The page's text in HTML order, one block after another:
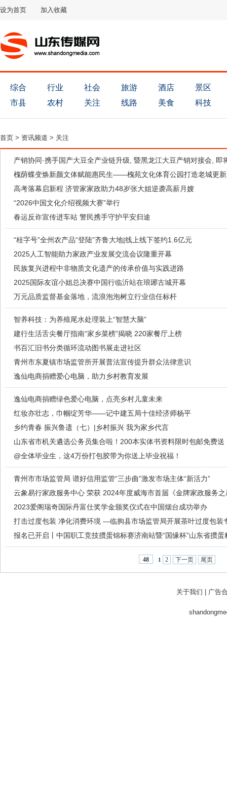
设为首页 加入收藏
综合 行业 社会 旅游 酒店
景区
市县
农村 关注 线路 美食 科技
首页 > 资讯频道 > 关注
产销协同·携手国产大豆全产业链升级, 暨黑龙江大豆产销对接会, 即
槐荫蝶变焕新颜文体赋能惠民生——槐苑文化体育公园打造老城更
高考落幕启新程 济管家家政助力48岁张大姐逆袭高薪月嫂
“2026中国文化介绍视频大赛”举行
春运反诈宣传进车站 警民携手守护平安归途
“桂字号”全州农产品“登陆”齐鲁大地|线上线下签约1.6亿元
2025人工智能助力家政产业发展交流会议隆重开幕
民族复兴进程中非物质文化遗产的传承价值与实践进路
2025国际友谊小姐总决赛中国行临沂站在琅琊古城开幕
万元品质监督基金落地，流浪泡泡树立行业信任标杆
智养科技：为养殖尾水处理装上“智慧大脑”
建行生活舌尖餐厅指南“家乡菜榜”揭晓 220家餐厅上榜
书百汇旧书分类循环流动图书展走进社区
青州市东夏镇市场监管所开展普法宣传提升群众法律意识
逸仙电商捐赠爱心电脑，助力乡村教育发展
逸仙电商捐赠绿色爱心电脑，点亮乡村儿童未来
红妆亦壮志，巾帼绽芳华——记中建五局十佳经济师杨平
乡约青春 振兴鲁遗（七）|乡村振兴 我为家乡代言
山东省市机关遴选公务员集合啦！200本实体书资料限时包邮免费送
@全体毕业生，这4万份打包胶带为你送上毕业祝福！
青州市市场监管局 谱好信用监管“三步曲”激发市场主体“新活力”
云象易行家政服务中心 荣获 2024年度威海市首届《金牌家政服务
2023爱阁瑞奇国际丹富仕奖学金颁奖仪式在中国烟台成功举办
打击过度包装 净化消费环境 —临朐县市场监管局开展茶叶过度包装
报名已开启丨中国职工竞技掼蛋锦标赛济南站暨“国缘杯”山东省掼蛋
48 1 2 下一页 尾页
关于我们 广告